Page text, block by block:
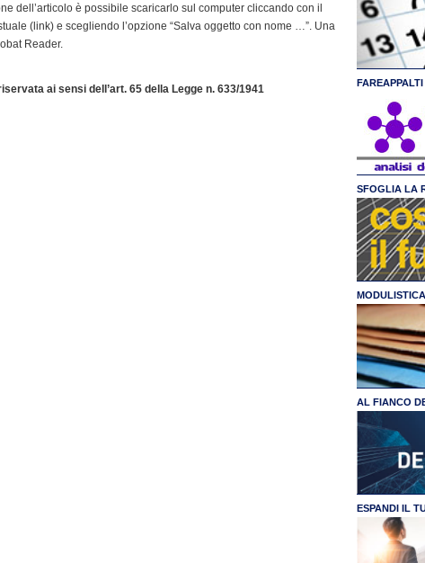
dell’articolo è possibile scaricarlo sul computer cliccando con il
(link) e scegliendo l’opzione “Salva oggetto con nome …”. Una
Reader.
ai sensi dell’art. 65 della Legge n. 633/1941 FAREAPPALTI
SFOGLIA LA
MODULISTICA
AL FIANCO
ESPANDI IL